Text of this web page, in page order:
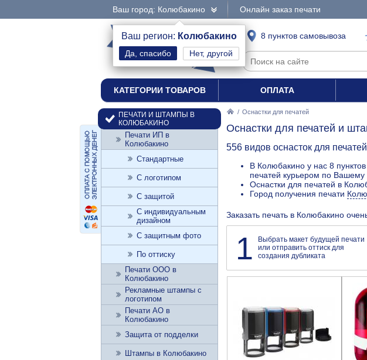
Ваш город: Колюбакино
Ваш регион: Колюбакино
Нет, другой
Онлайн заказ печати
интернет-магазин 8 пунктов самовывоза
КАТЕГОРИИ ТОВАРОВ ОПЛАТА
/ Оснастки для печатей
Оснастки для печатей и
556 видов оснасток для
В Колюбакино у нас 8
печатей курьером по
Оснастки для печатей в
Город получения печати
Заказать печать в Колюбакино
1
Выбрать макет будущей печати
или отправить оттиск для
создания дубликата
ПЕЧАТИ И ШТАМПЫ В
КОЛЮБАКИНО
Печати ИП в
Колюбакино
Стандартные
С логотипом
С защитой
С индивидуальным
дизайном
С защитным фото
По оттиску
Печати ООО в
Колюбакино
Рекламные штампы с
логотипом
Печати АО в
Колюбакино
Защита от подделки
Штампы в Колюбакино